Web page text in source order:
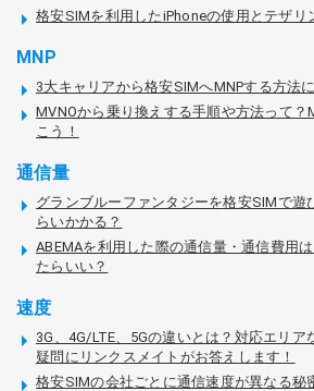
格安SIMを利用したiPhoneの使用とテザリ
MNP
3大キャリアから格安SIMへMNPする方法
MVNOから乗り換えする手順や方法って？
こう！
通信量
グランブルーファンタジーを格安SIMで遊
らいかかる？
ABEMAを利用した際の通信量・通信費用
たらいい？
速度
3G、4G/LTE、5Gの違いとは？対応エリア
疑問にリンクスメイトがお答えします！
格安SIMの会社ごとに通信速度が異なる秘